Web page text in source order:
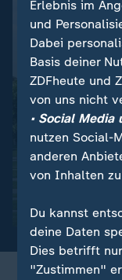
Debatte über
Sicherheitsrat
Drohnenvorfall
Video
Erlebnis im
und
Dabei
Basis deiner
ZDFheute und
von uns nicht
• Social
nutzen Social-
anderen
von Inhalten
Du kannst
deine Daten
Dies betrifft
"Zustimmen"